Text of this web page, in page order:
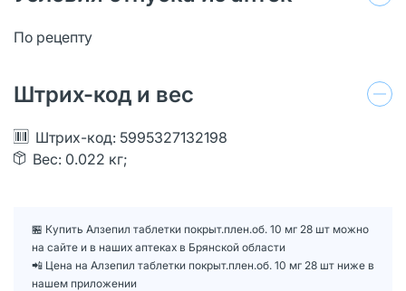
По рецепту
Штрих-код и вес
Штрих-код: 5995327132198
Вес: 0.022 кг;
🏪 Купить Алзепил таблетки покрыт.плен.об. 10 мг 28 шт можно
на сайте и в наших аптеках в Брянской области
📲 Цена на Алзепил таблетки покрыт.плен.об. 10 мг 28 шт ниже в
нашем приложении